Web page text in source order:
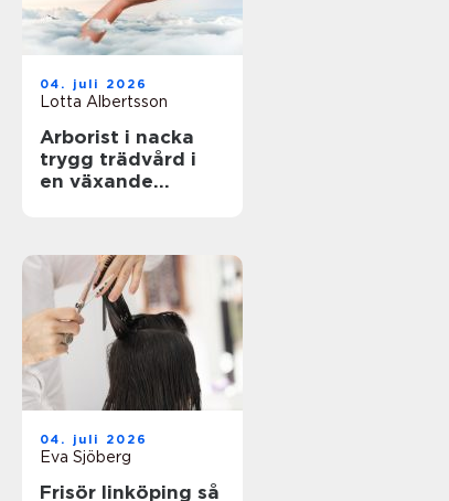
04. juli 2026
Lotta Albertsson
Arborist i nacka
trygg trädvård i
en växande
04. juli 2026
Eva Sjöberg
Frisör linköping så